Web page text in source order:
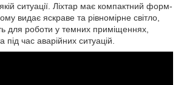
ситуації. Ліхтар має компактний форм-
видає яскраве та рівномірне світло,
для роботи у темних приміщеннях,
під час аварійних ситуацій.